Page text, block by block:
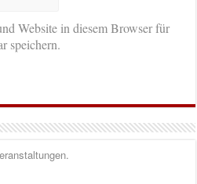
Website in diesem Browser für
speichern.